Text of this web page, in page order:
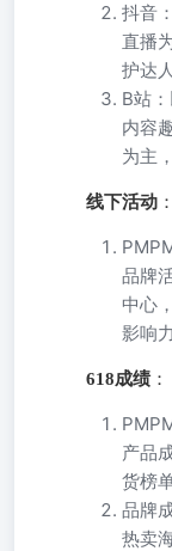
抖音
直播
护达
B站
内容
为主
线下活动 ：
品牌
中心
影响力
618成绩：
产品
货榜
品牌
热卖